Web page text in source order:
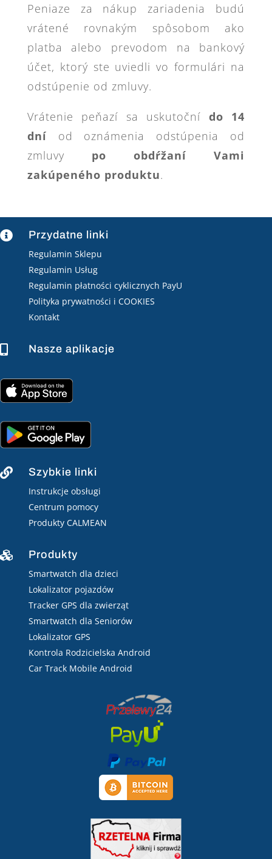
Peniaze za nákup zariadenia budú
vrátené rovnakým spôsobom ako
platba alebo prevodom na bankový
účet, ktorý ste uviedli vo formulári na
odstúpenie od zmluvy.
Vrátenie peňazí sa uskutoční do 14
dní od oznámenia odstúpenia od
zmluvy po obdŕžaní Vami
zakúpeného produktu.
 Przydatne linki
Regulamin Sklepu
Regulamin Usług
Regulamin płatności cyklicznych PayU
Polityka prywatności i COOKIES
Kontakt
 Nasze aplikacje
 Szybkie linki
Instrukcje obsługi
Centrum pomocy
Produkty CALMEAN
 Produkty
Smartwatch dla dzieci
Lokalizator pojazdów
Tracker GPS dla zwierząt
Smartwatch dla Seniorów
Lokalizator GPS
Kontrola Rodzicielska Android
Car Track Mobile Android